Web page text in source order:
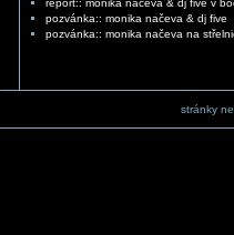
report:: monika načeva & dj five v
pozvánka:: monika načeva & dj five
pozvánka:: monika načeva na
stránky